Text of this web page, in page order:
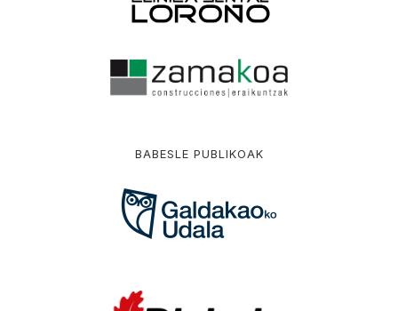
BABESLE PUBLIKOAK